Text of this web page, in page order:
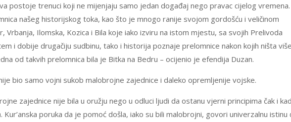
postoje trenuci koji ne mijenjaju samo jedan događaj nego pravac cijelog vremena.
našeg historijskog toka, kao što je mnogo ranije svojom gordošću i veličinom
Vrbanja, Ilomska, Kozica i Bila koje iako izviru na istom mjestu, sa svojih Prelivoda
i dobije drugačiju sudbinu, tako i historija poznaje prelomnice nakon kojih ništa više
od takvih prelomnica bila je Bitka na Bedru – ocijenio je efendija Duzan.
bio samo vojni sukob malobrojne zajednice i daleko opremljenije vojske.
zajednice nije bila u oružju nego u odluci ljudi da ostanu vjerni principima čak i
Kur’anska poruka da je pomoć došla, iako su bili malobrojni, govori univerzalnu istinu